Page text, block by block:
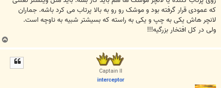
که عمودی قرار گرفته بود و موشک رو رو به بالا پرتاب می کرد باشه. جماران
لانچر هاش یکی به چپ و یکی به راسته که بسیشتر شبیه به ناوچه است.
ولی در کل افتخار بزرگیه!!!
Captain II
interceptor